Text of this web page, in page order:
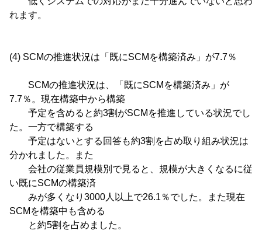
れます。
(4) SCMの推進状況は「既にSCMを構築済み」が7.7％
SCMの推進状況は、「既にSCMを構築済み」が
7.7％。現在構築中から構築
予定を含めると約3割がSCMを推進している状況でし
た。一方で構築する
予定はないとする回答も約3割を占め取り組み状況は
分かれました。また
会社の従業員規模別で見ると、規模が大きくなるに従
い既にSCMの構築済
みが多くなり3000人以上で26.1％でした。また現在
SCMを構築中も含める
と約5割を占めました。